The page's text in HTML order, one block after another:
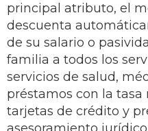
principal atributo, el
descuenta
de su salario o
familia a todos los
servicios de salud,
préstamos con la
tarjetas de crédito y